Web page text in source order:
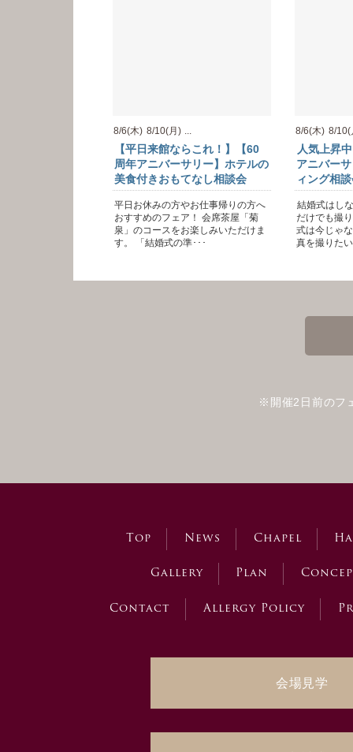
8/6(木) 8/10(月)
【平日来館ならこれ！】【60
周年アニバーサリー】ホテルの
美食付きおもてなし相談会
平日お休みの方やお仕事帰りの方へ
おすすめのフェア！ 会席茶屋「菊
泉」のコースをお楽しみいただけま
す。 「結婚式の準･･･
8/6(木) 8/10(
人気上昇
アニバー
ィング相
結婚式はし
だけでも撮
式は今じゃ
真を撮りた
※開催2日前のフ
Top News Chapel
Gallery Plan
Contact Allergy Policy
会場見学